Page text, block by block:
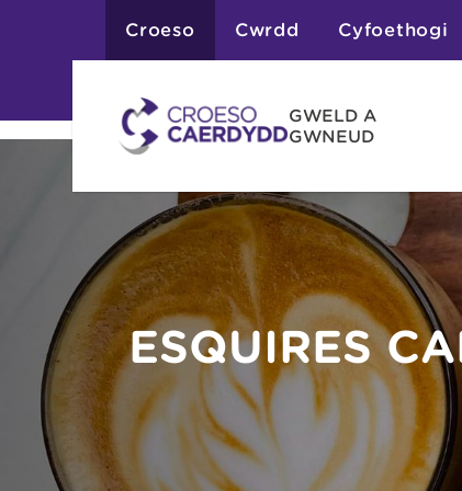
Croeso Cwrdd Cyfoethogi
GWELD A
GWNEUD
Atyniadau
Gweithgareddau
Adloniant
Chwaraeon
Siopa
Teithiau a
ESQUIRES